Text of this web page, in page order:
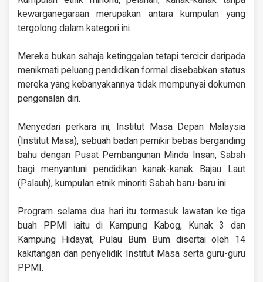
kewarganegaraan merupakan antara kumpulan yang
tergolong dalam kategori ini.
Mereka bukan sahaja ketinggalan tetapi tercicir daripada
menikmati peluang pendidikan formal disebabkan status
mereka yang kebanyakannya tidak mempunyai dokumen
pengenalan diri.
Menyedari perkara ini, Institut Masa Depan Malaysia
(Institut Masa), sebuah badan pemikir bebas berganding
bahu dengan Pusat Pembangunan Minda Insan, Sabah
bagi menyantuni pendidikan kanak-kanak Bajau Laut
(Palauh), kumpulan etnik minoriti Sabah baru-baru ini.
Program selama dua hari itu termasuk lawatan ke tiga
buah PPMI iaitu di Kampung Kabog, Kunak 3 dan
Kampung Hidayat, Pulau Bum Bum disertai oleh 14
kakitangan dan penyelidik Institut Masa serta guru-guru
PPMI.